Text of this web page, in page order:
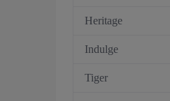
Heritage
Indulge
Tiger